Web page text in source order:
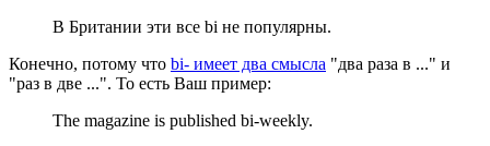
В Британии эти все bi не популярны.
Конечно, потому что bi- имеет два смысла "два раза в ..." и
"раз в две ...". То есть Ваш пример:
The magazine is published bi-weekly.